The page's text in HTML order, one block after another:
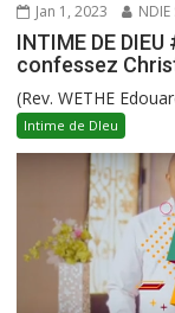
Jan 1, 2023 NDIE
INTIME DE
confessez
(Rev. WETHE
Intime de DIeu